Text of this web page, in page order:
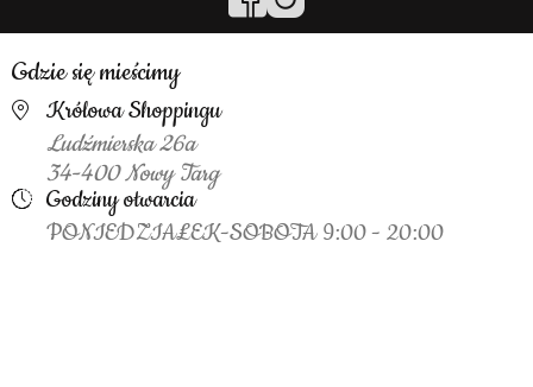
Gdzie się mieścimy
Królowa Shoppingu
Ludźmierska 26a
34-400 Nowy Targ
Godziny otwarcia
PONIEDZIAŁEK-SOBOTA 9:00 - 20:00